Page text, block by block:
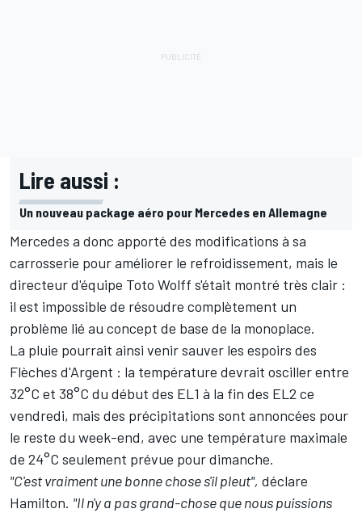
Lire aussi :
Un nouveau package aéro pour Mercedes en Allemagne
Mercedes a donc apporté des modifications à sa
carrosserie pour améliorer le refroidissement, mais le
directeur d'équipe Toto Wolff s'était montré très clair :
il est impossible de résoudre complètement un
problème lié au concept de base de la monoplace.
La pluie pourrait ainsi venir sauver les espoirs des
Flèches d'Argent : la température devrait osciller entre
32°C et 38°C du début des EL1 à la fin des EL2 ce
vendredi, mais des précipitations sont annoncées pour
le reste du week-end, avec une température maximale
de 24°C seulement prévue pour dimanche.
"C'est vraiment une bonne chose s'il pleut", déclare
Hamilton. "Il n'y a pas grand-chose que nous puissions